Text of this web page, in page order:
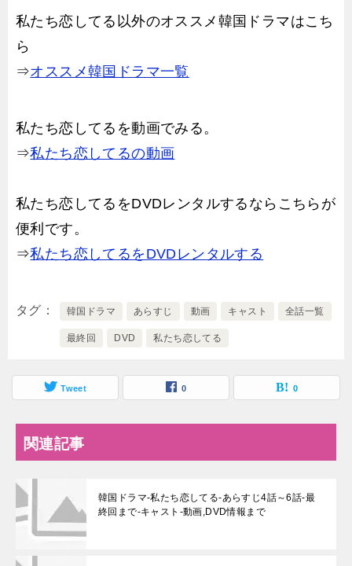
私たち恋してる以外のオススメ韓国ドラマはこち
ら
⇒オススメ韓国ドラマ一覧
私たち恋してるを動画でみる。
⇒私たち恋してるの動画
私たち恋してるをDVDレンタルするならこちらが
便利です。
⇒私たち恋してるをDVDレンタルする
タグ 韓国ドラマ あらすじ 動画 キャスト 全話一覧
最終回 DVD 私たち恋してる
Tweet 0 0
関連記事
韓国ドラマ-私たち恋してる-あらすじ4話～6話-最
終回まで-キャスト-動画,DVD情報まで